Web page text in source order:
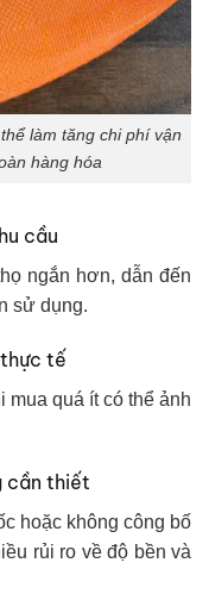
làm tăng chi phí vận
hàng hóa
cầu
ngắn hơn, dẫn đến
sử dụng.
tế
mua quá ít có thể ảnh
cần thiết
hoặc không công bố
rủi ro về độ bền và